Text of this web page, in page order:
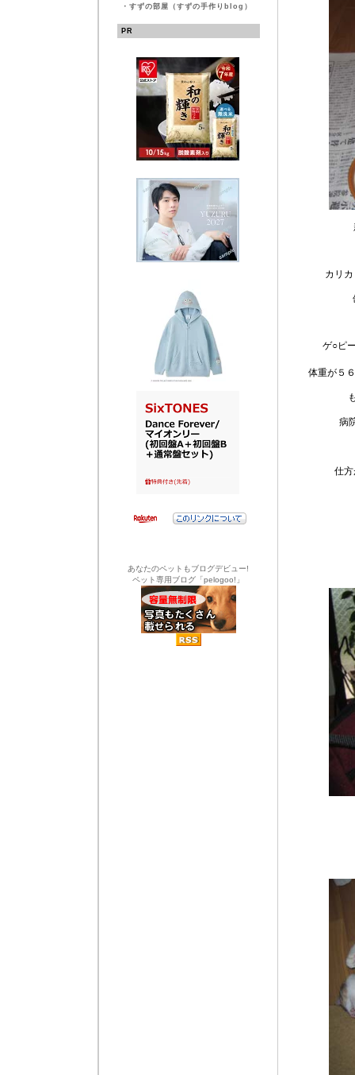
・ すずの部屋（すずの手作りblog）
PR
あなたのペットもブログデビュー!
ペット専用ブログ「pelogoo!」
カリ
ゲ○ピ
体重が５
病
仕